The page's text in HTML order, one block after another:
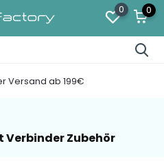
0 0
Versand ab 199€
Zubehör